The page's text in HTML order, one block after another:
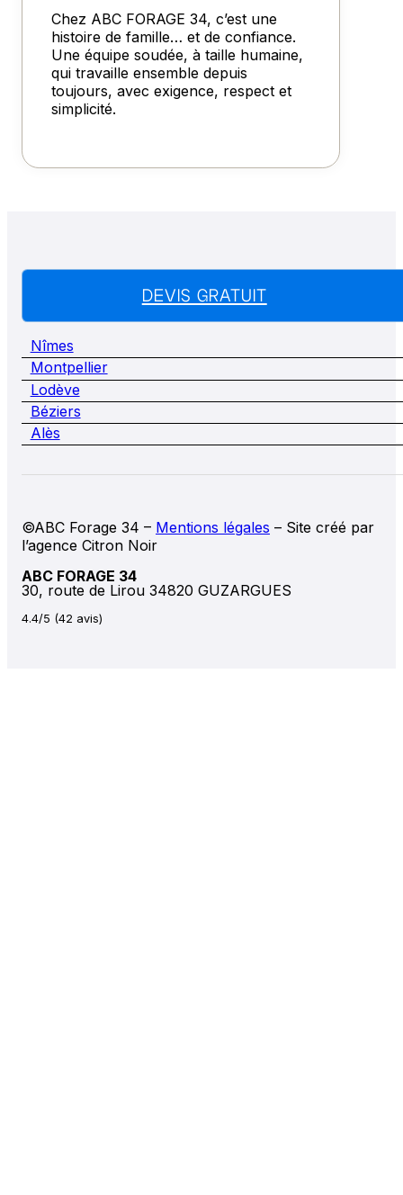
Chez ABC FORAGE 34, c’est une
histoire de famille… et de confiance.
Une équipe soudée, à taille humaine,
qui travaille ensemble depuis
toujours, avec exigence, respect et
simplicité.
DEVIS GRATUIT
Nîmes
Montpellier
Lodève
Béziers
Alès
©ABC Forage 34 – Mentions légales – Site créé par
l’agence Citron Noir
ABC FORAGE 34
30, route de Lirou 34820 GUZARGUES
4.4/5 (42 avis)